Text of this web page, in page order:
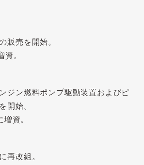
販売を開始。
資。
ジン燃料ポンプ駆動装置およびピ
開始。
資。
再改組。